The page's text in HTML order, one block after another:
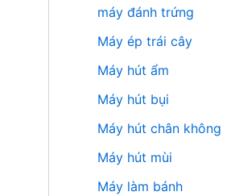
máy đánh trứng
Máy ép trái cây
Máy hút ẩm
Máy hút bụi
Máy hút chân không
Máy hút mùi
Máy làm bánh